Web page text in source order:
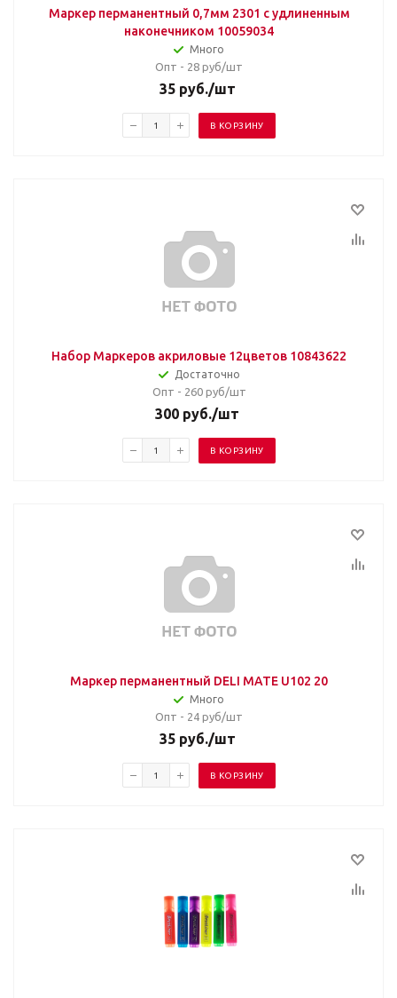
Маркер перманентный 0,7мм 2301 с удлиненным
наконечником 10059034
Много
Опт - 28 руб/шт
35руб./шт
В КОРЗИНУ
Набор Маркеров акриловые 12цветов 10843622
Достаточно
Опт - 260 руб/шт
300 руб./шт
В КОРЗИНУ
Маркер перманентный DELI MATE U102 20
Много
Опт - 24 руб/шт
35руб./шт
В КОРЗИНУ